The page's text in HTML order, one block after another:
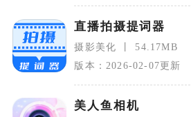
直播拍摄提词器
摄影美化
54.17MB
版本：2026-02-07更新
美人鱼相机